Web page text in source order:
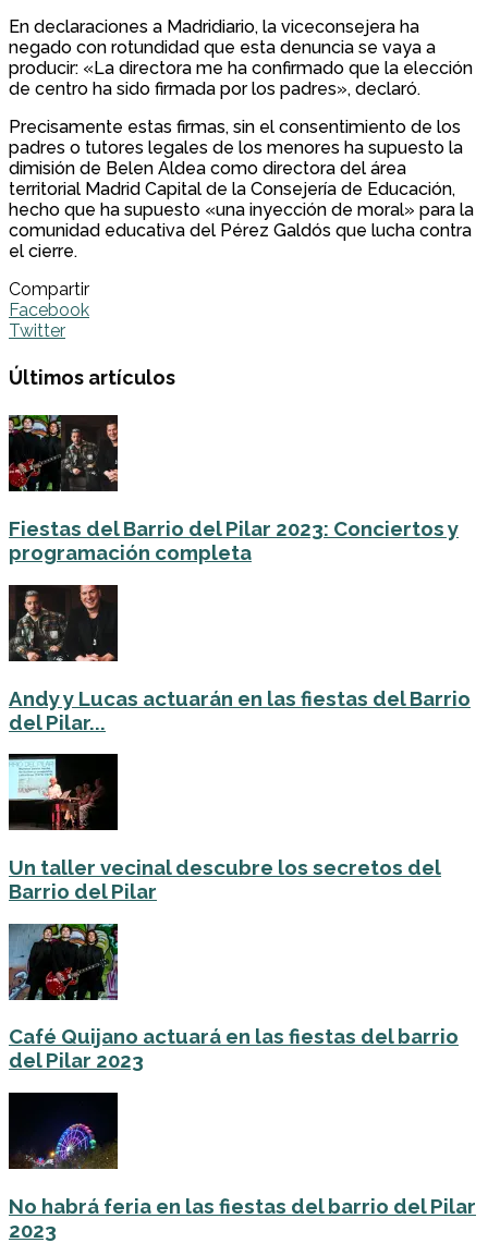
En declaraciones a Madridiario, la viceconsejera ha
negado con rotundidad que esta denuncia se vaya a
producir: «La directora me ha confirmado que la elección
de centro ha sido firmada por los padres», declaró.
Precisamente estas firmas, sin el consentimiento de los
padres o tutores legales de los menores ha supuesto la
dimisión de Belen Aldea como directora del área
territorial Madrid Capital de la Consejería de Educación,
hecho que ha supuesto «una inyección de moral» para la
comunidad educativa del Pérez Galdós que lucha contra
el cierre.
Compartir
Facebook
Twitter
Últimos artículos
Fiestas del Barrio del Pilar 2023: Conciertos y
programación completa
Andy y Lucas actuarán en las fiestas del Barrio
del Pilar...
Un taller vecinal descubre los secretos del
Barrio del Pilar
Café Quijano actuará en las fiestas del barrio
del Pilar 2023
No habrá feria en las fiestas del barrio del Pilar
2023